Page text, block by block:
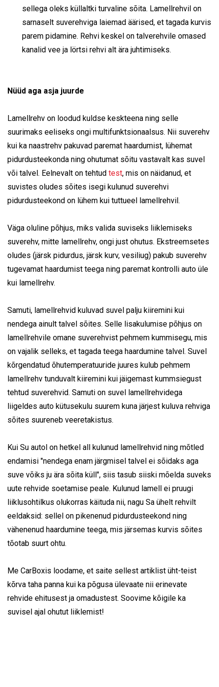
sellega oleks küllaltki turvaline sõita. Lamellrehvil on
sarnaselt suverehviga laiemad äärised, et tagada kurvis
parem pidamine. Rehvi keskel on talverehvile omased
kanalid vee ja lörtsi rehvi alt ära juhtimiseks.
Nüüd aga asja juurde
Lamellrehv on loodud kuldse keskteena ning selle
suurimaks eeliseks ongi multifunktsionaalsus. Nii suverehv
kui ka naastrehv pakuvad paremat haardumist, lühemat
pidurdusteekonda ning ohutumat sõitu vastavalt kas suvel
või talvel. Eelnevalt on tehtud test, mis on näidanud, et
suvistes oludes sõites isegi kulunud suverehvi
pidurdusteekond on lühem kui tuttueel lamellrehvil.
Väga oluline põhjus, miks valida suviseks liiklemiseks
suverehv, mitte lamellrehv, ongi just ohutus. Ekstreemsetes
oludes (järsk pidurdus, järsk kurv, vesiliug) pakub suverehv
tugevamat haardumist teega ning paremat kontrolli auto üle
kui lamellrehv.
Samuti, lamellrehvid kuluvad suvel palju kiiremini kui
nendega ainult talvel sõites. Selle lisakulumise põhjus on
lamellrehvile omane suverehvist pehmem kummisegu, mis
on vajalik selleks, et tagada teega haardumine talvel. Suvel
kõrgendatud õhutemperatuuride juures kulub pehmem
lamellrehv tunduvalt kiiremini kui jäigemast kummsiegust
tehtud suverehvid. Samuti on suvel lamellrehvidega
liigeldes auto kütusekulu suurem kuna järjest kuluva rehviga
sõites suureneb veeretakistus.
Kui Su autol on hetkel all kulunud lamellrehvid ning mõtled
endamisi "nendega enam järgmisel talvel ei sõidaks aga
suve võiks ju ära sõita küll", siis tasub siiski mõelda suveks
uute rehvide soetamise peale. Kulunud lamell ei pruugi
liiklusohtilkus olukorras käituda nii, nagu Sa ühelt rehvilt
eeldaksid: sellel on pikenenud pidurdusteekond ning
vähenenud haardumine teega, mis järsemas kurvis sõites
tõotab suurt ohtu.
Me CarBoxis loodame, et saite sellest artiklist üht-teist
kõrva taha panna kui ka põgusa ülevaate nii erinevate
rehvide ehitusest ja omadustest. Soovime kõigile ka
suvisel ajal ohutut liiklemist!